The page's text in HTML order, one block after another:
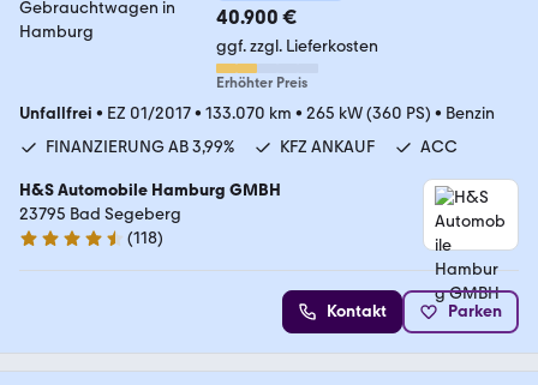
40.900 €
ggf. zzgl. Lieferkosten
Erhöhter Preis
Unfallfrei • EZ 01/2017• 133.070 km • 265 kW (360 PS) • Benzin
FINANZIERUNG AB 3,99%
KFZ ANKAUF ACC
H&S Automobile Hamburg GMBH
23795 Bad Segeberg
4.6 Sterne
(118)
Kontakt Parken